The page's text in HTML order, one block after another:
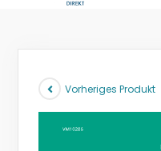
Vorheriges Produkt